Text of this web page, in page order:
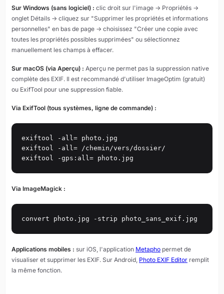
Sur Windows (sans logiciel) : clic droit sur l'image → Propriétés →
onglet Détails → cliquez sur "Supprimer les propriétés et informations
personnelles" en bas de page → choisissez "Créer une copie avec
toutes les propriétés possibles supprimées" ou sélectionnez
manuellement les champs à effacer.
Sur macOS (via Aperçu) : Aperçu ne permet pas la suppression native
complète des EXIF. Il est recommandé d'utiliser ImageOptim (gratuit)
ou ExifTool pour une suppression fiable.
Via ExifTool (tous systèmes, ligne de commande) :
exiftool -all= photo.jpg
exiftool -all= /chemin/vers/dossier/
exiftool -gps:all= photo.jpg
Via ImageMagick :
convert photo.jpg -strip photo_sans_exif.jpg
Applications mobiles : sur iOS, l'application Metapho permet de
visualiser et supprimer les EXIF. Sur Android, Photo EXIF Editor remplit
la même fonction.